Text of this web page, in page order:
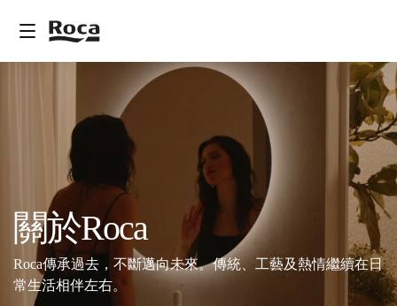
關於Roca
Roca傳承過去，不斷邁向未來。傳統、工藝及熱情繼續在日
常生活相伴左右。